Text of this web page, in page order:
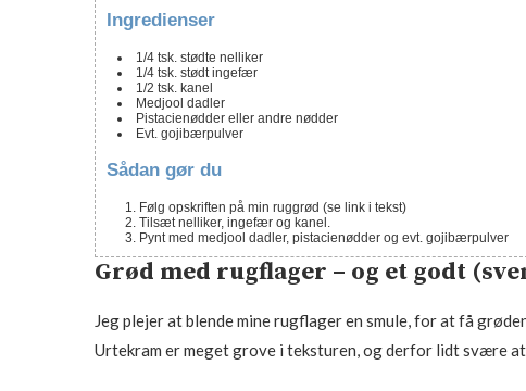
Ingredienser
1/4 tsk. stødte nelliker
1/4 tsk. stødt ingefær
1/2 tsk. kanel
Medjool dadler
Pistacienødder eller andre nødder
Evt. gojibærpulver
Sådan gør du
Følg opskriften på min ruggrød (se link i tekst)
Tilsæt nelliker, ingefær og kanel.
Pynt med medjool dadler, pistacienødder og evt. gojibærpulver
Grød med rugflager – og et godt
Jeg plejer at blende mine rugflager en smule, for at få
Urtekram er meget grove i teksturen, og derfor lidt svære